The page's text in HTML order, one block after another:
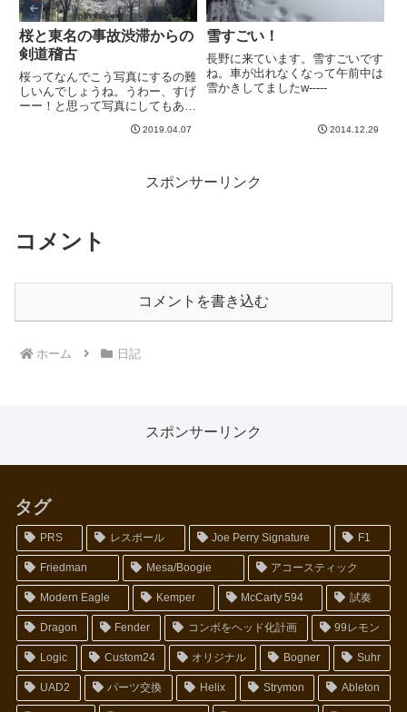
桜と東名の事故渋滞からの
剣道稽古
桜ってなんでこう写真にするの難
しいんでしょうね。うわー、すげ
ーー！と思って写真にしてもあん
wこれは数日前ですね＾＾六本木
かってたのですが、ナビも入れず
2019.04.07
雪すごい！
長野に来ています。雪すごいです
ね。車が出れなくなって午前中は
雪かきしてましたw-----
2014.12.29
スポンサーリンク
コメント
コメントを書き込む
ホーム 日記
スポンサーリンク
タグ
PRS レスポール Joe Perry Signature F1
Friedman Mesa/Boogie アコースティック
Modern Eagle Kemper McCarty 594 試奏
Dragon Fender コンボをヘッド化計画 99レモン
Logic Custom24 オリジナル Bogner Suhr
UAD2 パーツ交換 Helix Strymon Ableton